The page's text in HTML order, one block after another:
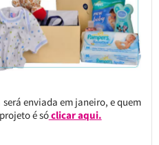
enviada em janeiro, e quem
é sóclicar aqui.